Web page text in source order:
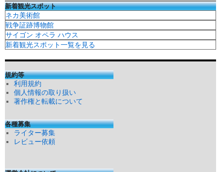
新着観光スポット
ネカ美術館
戦争証跡博物館
サイゴン オペラ ハウス
新着観光スポット一覧を見る
規約等
利用規約
個人情報の取り扱い
著作権と転載について
各種募集
ライター募集
レビュー依頼